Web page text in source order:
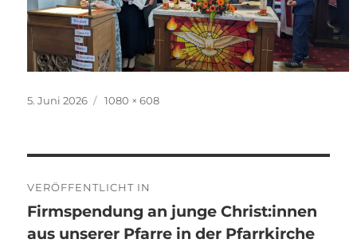
Veröffentlicht
5. Juni 2026 Originalgröße
1080 × 608
VERÖFFENTLICHT IN
Firmspendung an junge Christ:innen
aus unserer Pfarre in der Pfarrkirche